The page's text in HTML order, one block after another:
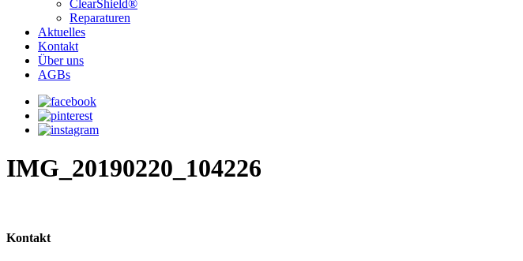
ClearShield®
Reparaturen
Aktuelles
Kontakt
Über uns
AGBs
IMG_20190220_104226
Kontakt